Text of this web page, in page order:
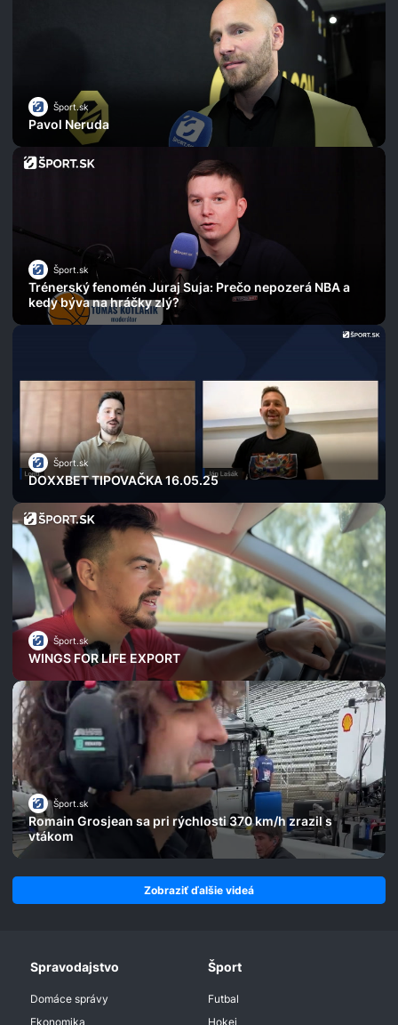
Šport.sk
Pavol Neruda
Šport.sk
Trénerský fenomén Juraj Suja: Prečo nepozerá NBA a
kedy býva na hráčky zlý?
Šport.sk
DOXXBET TIPOVAČKA 16.05.25
Šport.sk
WINGS FOR LIFE EXPORT
Šport.sk
Romain Grosjean sa pri rýchlosti 370 km/h zrazil s
vtákom
Zobraziť ďalšie videá
Spravodajstvo
Domáce správy
Ekonomika
Šport
Futbal
Hokej